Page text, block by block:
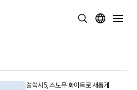
갤럭시S, 스노우 화이트로 새롭게